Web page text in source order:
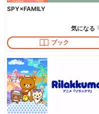
SPY×FAMILY
ブック
気になる